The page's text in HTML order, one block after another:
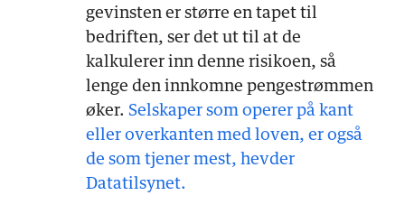
gevinsten er større en tapet til
bedriften, ser det ut til at de
kalkulerer inn denne risikoen, så
lenge den innkomne pengestrømmen
øker.Selskaper som operer på kant
eller overkanten med loven, er også
de som tjener mest, hevder
Datatilsynet.